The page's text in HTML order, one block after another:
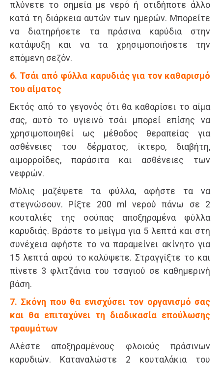
πλύνετε το σημεία με νερό ή οτιδήποτε άλλο
κατά τη διάρκεια αυτών των ημερών. Μπορείτε
να διατηρήσετε τα πράσινα καρύδια στην
κατάψυξη και να τα χρησιμοποιήσετε την
επόμενη σεζόν.
6. Τσάι από φύλλα καρυδιάς για τον καθαρισμό
του αίματος
Εκτός από το γεγονός ότι θα καθαρίσει το αίμα
σας, αυτό το υγιεινό τσάι μπορεί επίσης να
χρησιμοποιηθεί ως μέθοδος θεραπείας για
ασθένειες του δέρματος, ίκτερο, διαβήτη,
αιμορροΐδες, παράσιτα και ασθένειες των
νεφρών.
Μόλις μαζέψετε τα φύλλα, αφήστε τα να
στεγνώσουν. Ρίξτε 200 ml νερού πάνω σε 2
κουταλιές της σούπας αποξηραμένα φύλλα
καρυδιάς. Βράστε το μείγμα για 5 λεπτά και στη
συνέχεια αφήστε το να παραμείνει ακίνητο για
15 λεπτά αφού το καλύψετε. Στραγγίξτε το και
πίνετε 3 φλιτζάνια του τσαγιού σε καθημερινή
βάση.
7. Σκόνη που θα ενισχύσει τον οργανισμό σας
και θα επιταχύνει τη διαδικασία επούλωσης
τραυμάτων
Αλέστε αποξηραμένους φλοιούς πράσινων
καρυδιών. Καταναλώστε 2 κουταλάκια του